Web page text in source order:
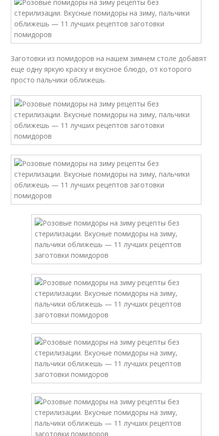
Заготовки из помидоров на нашем зимнем столе добавят
еще одну яркую краску и вкусное блюдо, от которого
просто пальчики оближешь.